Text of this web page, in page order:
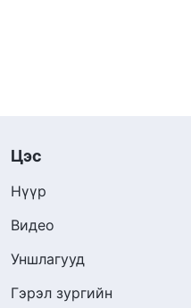
Цэс
Нүүр
Видео
Уншлагууд
Гэрэл зургийн